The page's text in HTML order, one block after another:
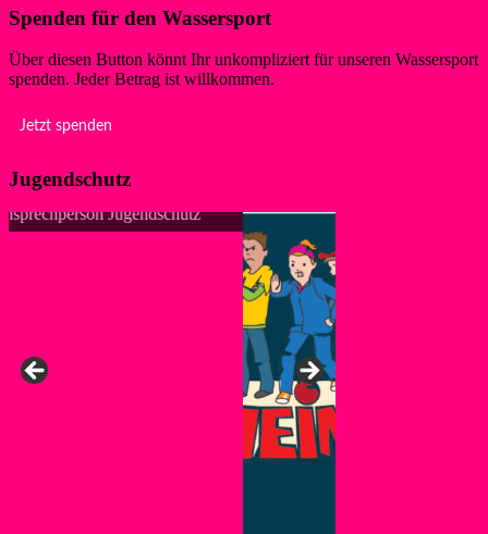
Spenden für den Wassersport
Über diesen Button könnt Ihr unkompliziert für unseren Wassersport
spenden. Jeder Betrag ist willkommen.
Jetzt spenden
Jugendschutz